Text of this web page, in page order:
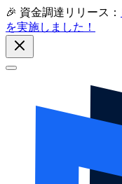
🎉 資金調達リリース：
を実施しました！